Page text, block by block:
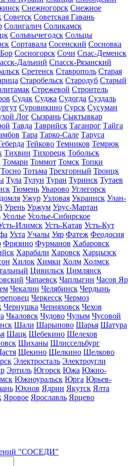
Снежногорск Снежное
Советск Советская Гавань
Солигалич Соликамск
Сольвычегодск Сольцы
Сортавала Сосенский Сосновка
Сосногорск Сочи Спас-Деменск
Дальний Спасск-Рязанский
Сретенск Ставрополь Старая
Старобельск Стародуб Старый
Стрежевой Строитель
Судак Суджа Судогда Суздаль
Суровикино Сурск Сусуман
Лог Сызрань Сыктывкар
Тавда Таврийск Таганрог Тайга
Тара Тарко-Сале Таруса
Тейково Темников Темрюк
Тихвин Тихорецк Тобольск
Томари Томмот Томск Топки
Тосно Тотьма Трехгорный Троицк
Тула Тулун Туран Туринск Тутаев
Тюмень Уварово Углегорск
Ужур Узловая Украинск Улан-
Урень Уржум Урус-Мартан
Усолье Усолье-Сибирское
Илимск Усть-Катав Усть-Кут
Ухта Учалы Уяр Фатеж Феодосия
Фрязино Фурманов Хабаровск
Харабали Харовск Харцызск
Хилок Химки Холм Холмск
Цивильск Цимлянск
Чапаевск Чаплыгин Часов Яр
Чекалин Челябинск Чердынь
Черкесск Чермоз
Чернушка Черняховск Чехов
Чкаловск Чудово Чулым Чусовой
Шали Шарыпово Шарья Шатура
Шацк Шебекино Шелехов
Шиханы Шлиссельбург
Щекино Щелкино Щелково
Электросталь Электроугли
Эртиль Югорск Южа Южно-
Южноуральск Юрга Юрьев-
Юхнов Ядрин Якутск Ялта
Яровое Ярославль Ярцево